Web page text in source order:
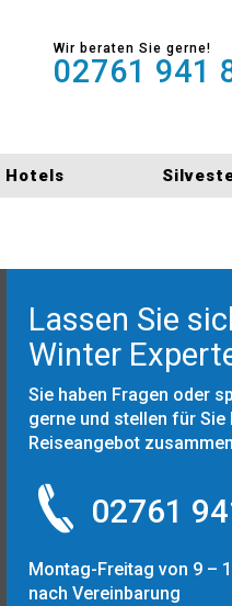
Wir beraten Sie gerne!
02761 941
Hotels
Lassen Sie
Winter
Sie haben Fragen oder
gerne und stellen für
Reiseangebot
02761
Montag-Freitag von 9 –
nach Vereinbarung